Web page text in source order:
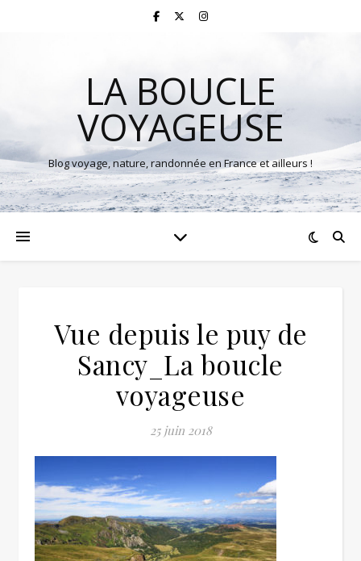
LA BOUCLE
VOYAGEUSE
Blog voyage, nature, randonnée en France et ailleurs !
Vue depuis le puy de
Sancy_La boucle
voyageuse
25 juin 2018